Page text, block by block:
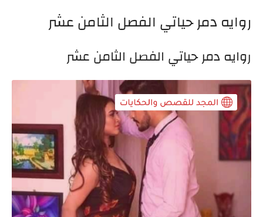
روايه دمر حياتي الفصل الثامن عشر
روايه دمر حياتي الفصل الثامن عشر